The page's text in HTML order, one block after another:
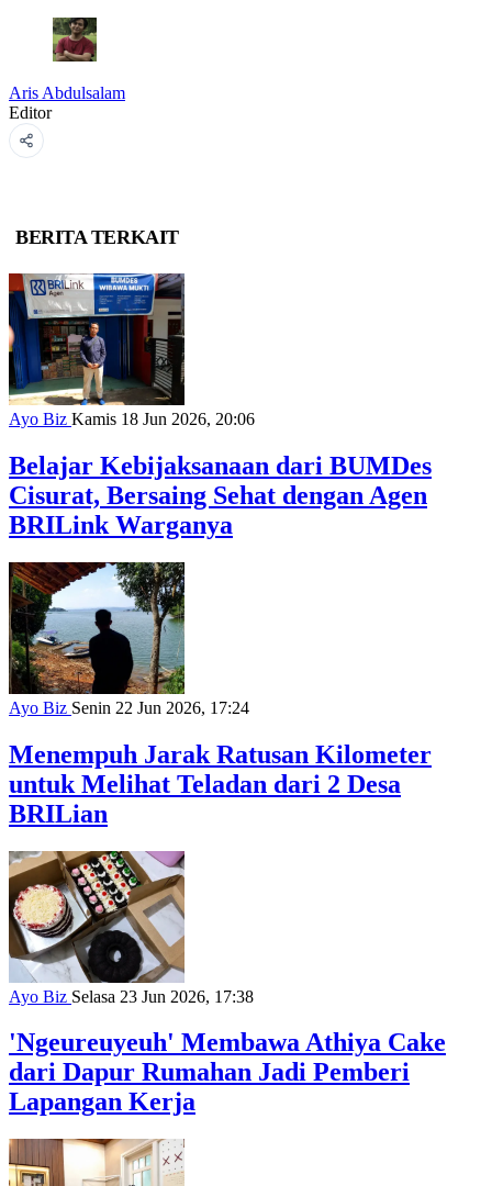
Aris Abdulsalam
Editor
BERITA TERKAIT
Ayo Biz Kamis 18 Jun 2026, 20:06
Belajar Kebijaksanaan dari BUMDes
Cisurat, Bersaing Sehat dengan Agen
BRILink Warganya
Ayo Biz Senin 22 Jun 2026, 17:24
Menempuh Jarak Ratusan Kilometer
untuk Melihat Teladan dari 2 Desa
BRILian
Ayo Biz Selasa 23 Jun 2026, 17:38
'Ngeureuyeuh' Membawa Athiya Cake
dari Dapur Rumahan Jadi Pemberi
Lapangan Kerja